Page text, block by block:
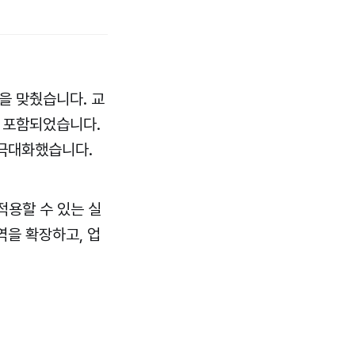
맞췄습니다. 교
함되었습니다.
대화했습니다.
용할 수 있는 실
을 확장하고, 업